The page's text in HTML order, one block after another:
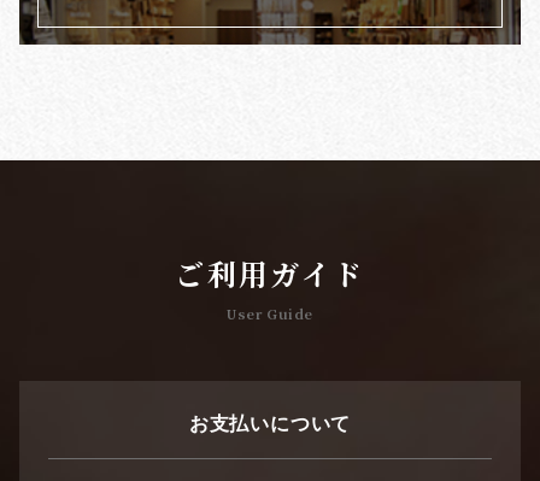
ご利用ガイド
User Guide
お支払いについて